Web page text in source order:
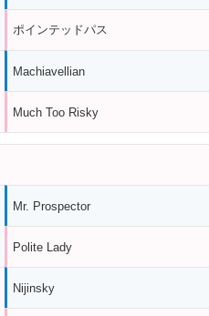
ポインテッドパス
Machiavellian
Much Too Risky
Mr. Prospector
Polite Lady
Nijinsky